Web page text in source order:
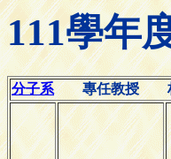
111學年
分子系專任教授 林